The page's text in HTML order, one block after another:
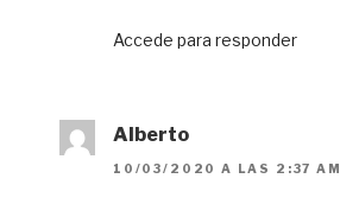
Accede para responder
Alberto
10/03/2020 A LAS 2:37 AM